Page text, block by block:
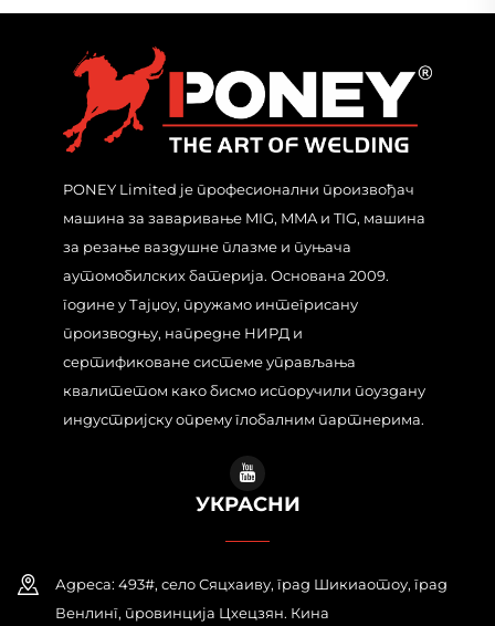
PONEY Limited је професионални произвођач
машина за заваривање MIG, MMA и TIG, машина
за резање ваздушне плазме и пуњача
аутомобилских батерија. Основана 2009.
године у Тајџоу, пружамо интегрисану
производњу, напредне НИРД и
сертификоване системе управљања
квалитетом како бисмо испоручили поуздану
индустријску опрему глобалним партнерима.
УКРАСНИ
Адреса: 493#, село Сяцхаиву, град Шикиаотоу, град
Венлинг, провинција Цхецзян. Кина